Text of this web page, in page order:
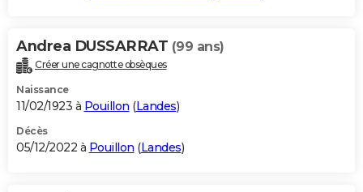
Andrea DUSSARRAT (99 ans)
Créer une cagnotte obsèques
Naissance
11/02/1923 à Pouillon (Landes)
Décès
05/12/2022 à Pouillon (Landes)